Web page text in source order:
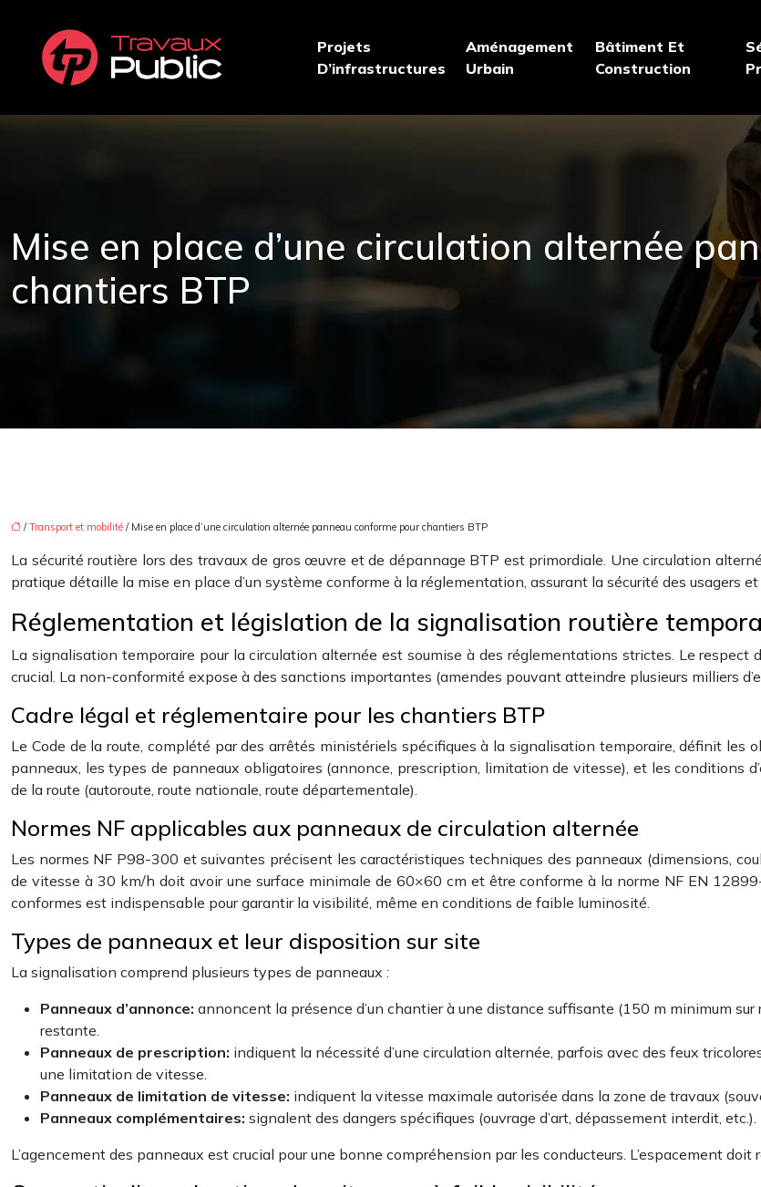
Projets
D’infrastructures
Aménagement
Urbain
Bâtiment Et
Construction
Mise en place d’une circulation alternée
chantiers BTP
/Transport et mobilité / Mise en place d’une circulation alternée panneau conforme pour chantiers BTP
La sécurité routière lors des travaux de gros œuvre et de dépannage BTP est primordiale. Une circulation
pratique détaille la mise en place d’un système conforme à la réglementation, assurant la sécurité des usagers
Réglementation et législation de la signalisation routière
La signalisation temporaire pour la circulation alternée est soumise à des réglementations strictes. Le respect
crucial. La non-conformité expose à des sanctions importantes (amendes pouvant atteindre plusieurs milliers
Cadre légal et réglementaire pour les chantiers BTP
Le Code de la route, complété par des arrêtés ministériels spécifiques à la signalisation temporaire, définit
panneaux, les types de panneaux obligatoires (annonce, prescription, limitation de vitesse), et les conditions
de la route (autoroute, route nationale, route départementale).
Normes NF applicables aux panneaux de circulation alternée
Les normes NF P98-300 et suivantes précisent les caractéristiques techniques des panneaux (dimensions,
de vitesse à 30 km/h doit avoir une surface minimale de 60×60 cm et être conforme à la norme NF EN
conformes est indispensable pour garantir la visibilité, même en conditions de faible luminosité.
Types de panneaux et leur disposition sur site
La signalisation comprend plusieurs types de panneaux :
Panneaux d’annonce: annoncent la présence d’un chantier à une distance suffisante (150 m minimum
restante.
Panneaux de prescription: indiquent la nécessité d’une circulation alternée, parfois avec des feux
une limitation de vitesse.
Panneaux de limitation de vitesse: indiquent la vitesse maximale autorisée dans la zone de travaux
Panneaux complémentaires: signalent des dangers spécifiques (ouvrage d’art, dépassement interdit, etc.).
L’agencement des panneaux est crucial pour une bonne compréhension par les conducteurs. L’espacement